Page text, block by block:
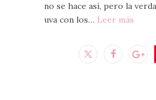
no se hace así, pero la
uva con los… Leer más